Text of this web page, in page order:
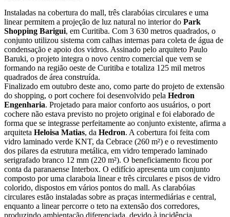
Instaladas na cobertura do mall, três clarabóias circulares e uma
linear permitem a projeção de luz natural no interior do Park
Shopping Barigui, em Curitiba. Com 3 630 metros quadrados, o
conjunto utilizou sistema com calhas internas para coleta de água de
condensação e apoio dos vidros. Assinado pelo arquiteto Paulo
Baruki, o projeto integra o novo centro comercial que vem se
formando na região oeste de Curitiba e totaliza 125 mil metros
quadrados de área construída.
Finalizado em outubro deste ano, como parte do projeto de extensão
do shopping, o port cochere foi desenvolvido pela Hedron
Engenharia. Projetado para maior conforto aos usuários, o port
cochere não estava previsto no projeto original e foi elaborado de
forma que se integrasse perfeitamente ao conjunto existente, afirma a
arquiteta Heloisa Matias, da Hedron. A cobertura foi feita com
vidro laminado verde KNT, da Cebrace (260 m²) e o revestimento
dos pilares da estrutura metálica, em vidro temperado laminado
serigrafado branco 12 mm (220 m²). O beneficiamento ficou por
conta da paranaense Interbox. O edifício apresenta um conjunto
composto por uma claraboia linear e três circulares e pisos de vidro
colorido, dispostos em vários pontos do mall. As clarabóias
circulares estão instaladas sobre as praças intermediárias e central,
enquanto a linear percorre o teto na extensão dos corredores,
produzindo ambientação diferenciada, devido à incidência